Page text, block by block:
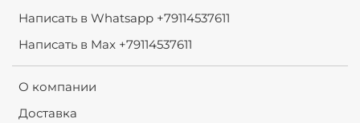
Написать в Whatsapp +79114537611
Написать в Max +79114537611
О компании
Доставка